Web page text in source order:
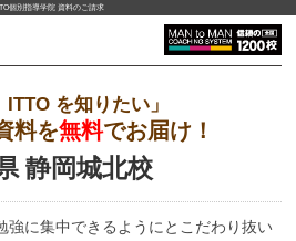
個別指導学院 資料のご請求
ITTO を知りたい」
料を無料でお届け！
静岡城北校
強に集中できるようにとこだわり抜い